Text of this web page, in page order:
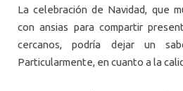
La celebración de Navidad, que
con ansias para compartir
cercanos, podría dejar un
Particularmente, en cuanto a la